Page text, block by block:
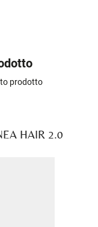
prodotto
HAIR 2.0